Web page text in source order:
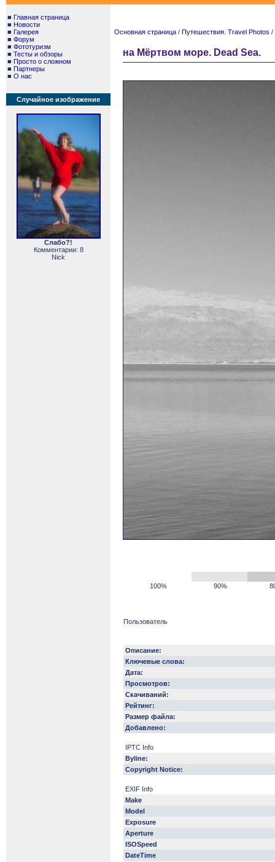
■ Главная страница
■ Новости
■ Галерея
■ Форум
■ Фототуризм
■ Тесты и обзоры
■ Просто о сложном
■ Партнеры
■ О нас
Случайное изображение
Слабо?!
Комментарии: 8
Nick
Основная страница / Путешествия. Travel Photos /
на Мёртвом море. Dead Sea.
100% 90%
Пользователь
Описание:
Ключевые слова:
Дата:
Просмотров:
Скачиваний:
Рейтинг:
Размер файла:
Добавлено:
IPTC Info
Byline:
Copyright Notice:
EXIF Info
Make
Model
Exposure
Aperture
ISOSpeed
DateTime